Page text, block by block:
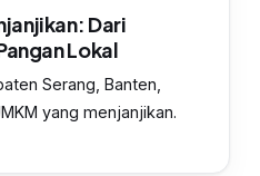
Dari
Lokal
Serang, Banten,
yang menjanjikan.